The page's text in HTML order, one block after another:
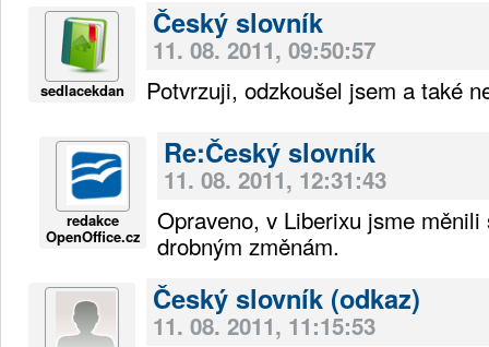
sedlacekdan
Český slovník
11. 08. 2011, 09:50:57
Potvrzuji, odzkoušel jsem a také
redakce
OpenOffice.cz
Re:Český slovník
11. 08. 2011, 12:31:43
Opraveno, v Liberixu jsme
drobným změnám.
Český slovník (odkaz)
11. 08. 2011, 11:15:53